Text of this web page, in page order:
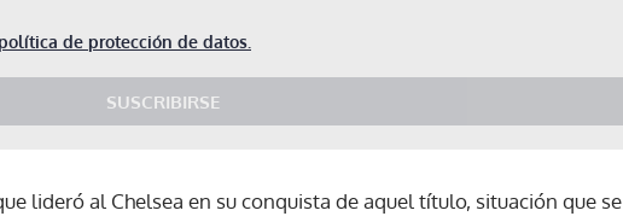
política de protección de datos.
SUSCRIBIRSE
lideró al Chelsea en su conquista de aquel título, situación que se